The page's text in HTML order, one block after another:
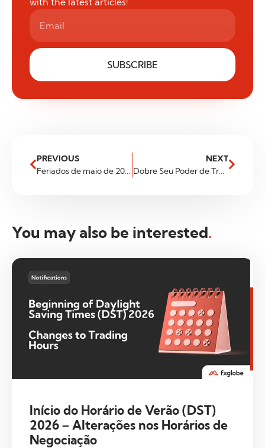
SUBSCRIBE
PREVIOUS
Feriados de maio de 2025
NEXT
Dobre Seu Poder de Trading com o Bônus Turbo de 100% da FXGlobe!
You may also be interested.
Início do Horário de Verão (DST)
2026 – Alterações nos Horários de
Negociação